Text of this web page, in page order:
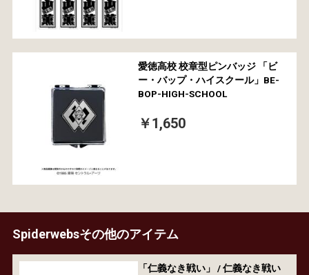
愛徳高校 校章型ピンバッジ 「ビ
ー・バップ・ハイスクール」BE-
BOP-HIGH-SCHOOL
￥1,650
Spiderwebsその他のアイテム
「仁義なき戦い」 / 仁義なき戦い